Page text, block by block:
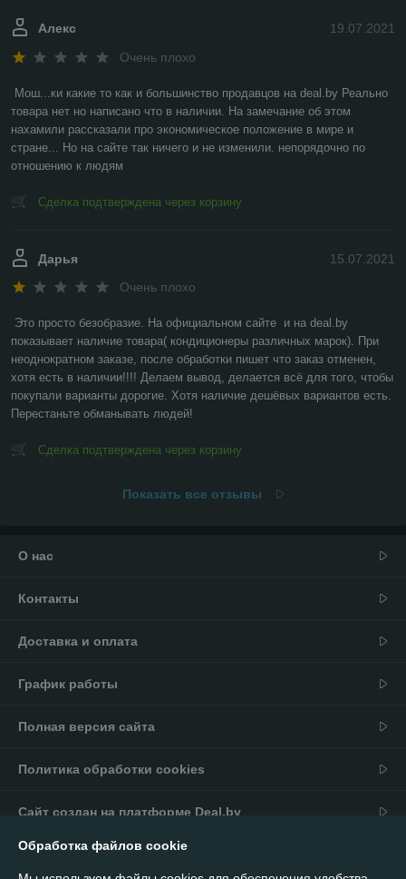
19.07.2021
Алекс
Очень плохо
Мош...ки какие то как и большинство продавцов на deal.by Реально
товара нет но написано что в наличии. На замечание об этом
нахамили рассказали про экономическое положение в мире и
стране... Но на сайте так ничего и не изменили. непорядочно по
отношению к людям
Сделка подтверждена через корзину
15.07.2021
Дарья
Очень плохо
Это просто безобразие. На официальном сайте  и на deal.by
показывает наличие товара( кондиционеры различных марок). При
неоднократном заказе, после обработки пишет что заказ отменен,
хотя есть в наличии!!!! Делаем вывод, делается всё для того, чтобы
покупали варианты дорогие. Хотя наличие дешёвых вариантов есть.
Перестаньте обманывать людей!
Сделка подтверждена через корзину
Показать все отзывы
О нас
Контакты
Доставка и оплата
График работы
Полная версия сайта
Политика обработки cookies
Сайт создан на платформе Deal.by
Обработка файлов cookie